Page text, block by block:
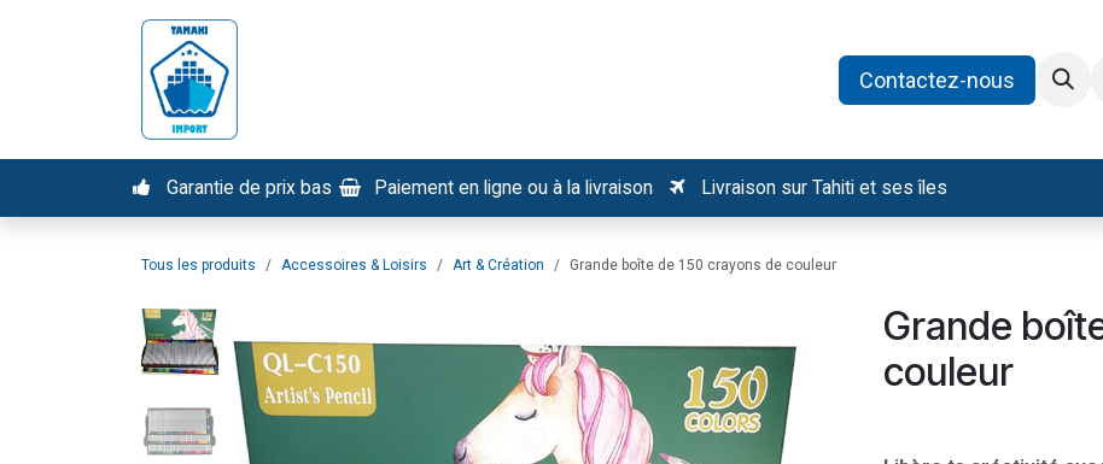
RecrutementContactez-nous
Garantie de prix bas Paiement en ligne ou à la livraison Livraison sur Tahiti et ses îles
Tous les produits Accessoires & Loisirs Art & Création Grande boîte de 150 crayons de couleur
Grande
couleur